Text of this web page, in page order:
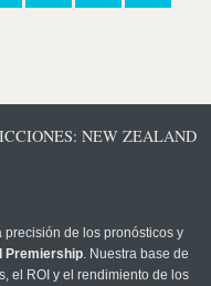
NEW ZEALAND
precisión de los pronósticos y
Premiership. Nuestra base de
el ROI y el rendimiento de los